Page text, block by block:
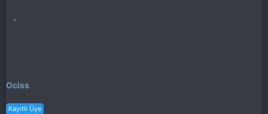
Ociss
Kayıtlı Üye